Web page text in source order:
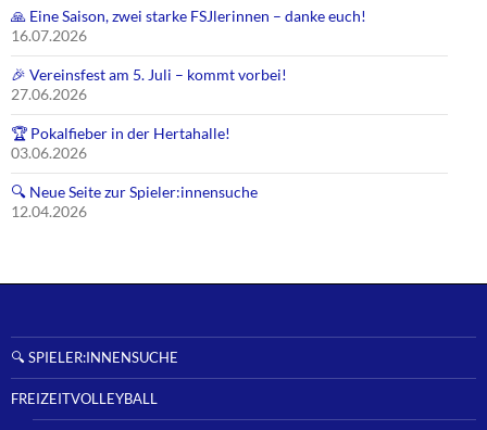
🙏 Eine Saison, zwei starke FSJlerinnen – danke euch!
16.07.2026
🎉 Vereinsfest am 5. Juli – kommt vorbei!
27.06.2026
🏆 Pokalfieber in der Hertahalle!
03.06.2026
🔍 Neue Seite zur Spieler:innensuche
12.04.2026
🔍 SPIELER:INNENSUCHE
FREIZEITVOLLEYBALL